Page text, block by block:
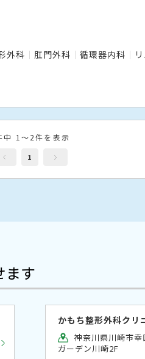
外科 肛門外科 循環器内科 リ
中 1～2件を表示
1
ます
かもち整形外科クリ
神奈川県川崎市
ガーデン川崎2F